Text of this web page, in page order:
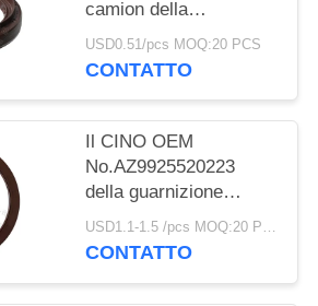
camion della
guarnizione del camion
di Dongfeng
USD0.51/pcs MOQ:20 PCS
CONTATTO
Il CINO OEM
No.AZ9925520223
della guarnizione
dell'asse dell'equilibrio
di HOWO gradua
USD1.1-1.5 /pcs MOQ:20 PCS
CONTATTO